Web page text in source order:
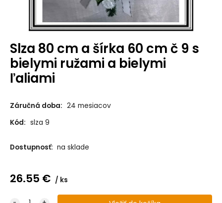
Slza 80 cm a šírka 60 cm č 9 s
bielymi ružami a bielymi
ľaliami
Záručná doba: 24 mesiacov
Kód: slza 9
Dostupnosť: na sklade
26.55 € ks